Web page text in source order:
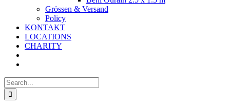
Grössen & Versand
Policy
KONTAKT
LOCATIONS
CHARITY
Search
for: